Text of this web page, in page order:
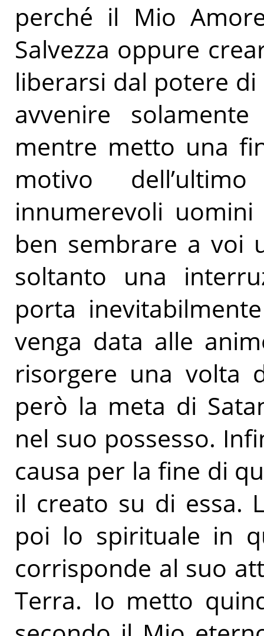
perché il Mio
Salvezza oppure
liberarsi dal potere di
avvenire
mentre metto una
motivo
innumerevoli
ben sembrare a voi
soltanto una
porta
venga data alle
risorgere una volta
però la meta di
nel suo possesso.
causa per la fine di
il creato su di essa.
poi lo spirituale in
corrisponde al suo
Terra. Io metto